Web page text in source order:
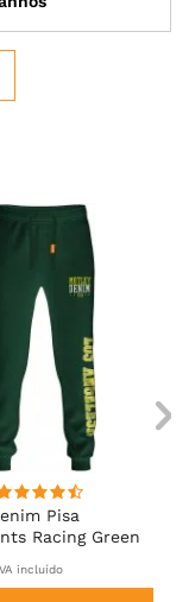
Pisa
Racing Green
incluído